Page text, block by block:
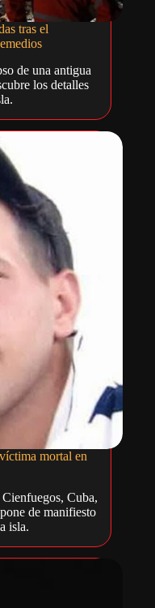
tras el
de una antigua
los detalles
mortal en
Cuba,
de manifiesto
isla.